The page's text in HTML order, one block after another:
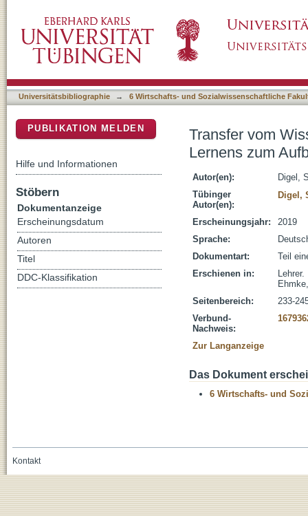
handlungsleitender Kognitionen
Universitätsbibliographie → 6 Wirtschafts- und Sozialwissenschaftliche
Transfer vom
Lernens zum
Autor(en):
Digel,
Tübinger
Autor(en):
Digel,
Erscheinungsjahr:
2019
Sprache:
Dokumentart:
Teil
Erschienen in:
Seitenbereich:
233-
Verbund-
Nachweis:
Zur Langanzeige
Das Dokument
6 Wirtschafts- und
PUBLIKATION MELDEN
Hilfe und Informationen
Stöbern
Dokumentanzeige
Erscheinungsdatum
Autoren
Titel
DDC-Klassifikation
Kontakt